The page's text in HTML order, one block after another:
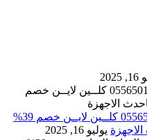
شركة تنظيف بالرياض 0556501701 كلــين لايــن خصم 39%
يوليو 16, 2025